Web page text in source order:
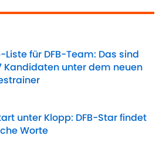
Liste für DFB-Team: Das sind
Kandidaten unter dem neuen
by on Invalid Date
unter Klopp: DFB-Star findet
Worte
by on Invalid Date